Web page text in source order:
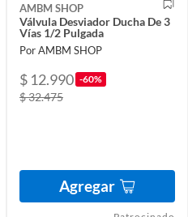
AMBM SHOP
Válvula Desviador Ducha De 3
Vías 1/2 Pulgada
Por AMBM SHOP
$ 12.990 -60%
$ 32.475
Agregar